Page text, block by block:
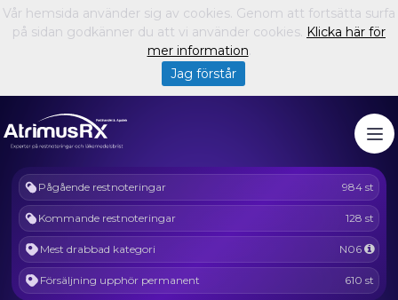
Pågående restnoteringar 984 st
Kommande restnoteringar 128 st
Mest drabbad kategori N06
Försäljning upphör permanent 610 st
Vår hemsida använder sig av cookies. Genom att fortsätta surfa
på sidan godkänner du att vi använder cookies. Klicka här för
mer information.
Jag förstår